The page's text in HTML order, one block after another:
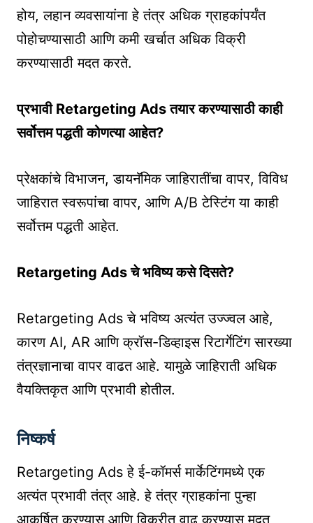
होय, लहान व्यवसायांना हे तंत्र अधिक ग्राहकांपर्यंत
पोहोचण्यासाठी आणि कमी खर्चात अधिक विक्री
करण्यासाठी मदत करते.
प्रभावी Retargeting Ads तयार करण्यासाठी काही
सर्वोत्तम पद्धती कोणत्या आहेत?
प्रेक्षकांचे विभाजन, डायनॅमिक जाहिरातींचा वापर, विविध
जाहिरात स्वरूपांचा वापर, आणि A/B टेस्टिंग या काही
सर्वोत्तम पद्धती आहेत.
Retargeting Ads चे भविष्य कसे दिसते?
Retargeting Ads चे भविष्य अत्यंत उज्ज्वल आहे,
कारण AI, AR आणि क्रॉस-डिव्हाइस रिटार्गेटिंग सारख्या
तंत्रज्ञानाचा वापर वाढत आहे. यामुळे जाहिराती अधिक
वैयक्तिकृत आणि प्रभावी होतील.
निष्कर्ष
Retargeting Ads हे ई-कॉमर्स मार्केटिंगमध्ये एक
अत्यंत प्रभावी तंत्र आहे. हे तंत्र ग्राहकांना पुन्हा